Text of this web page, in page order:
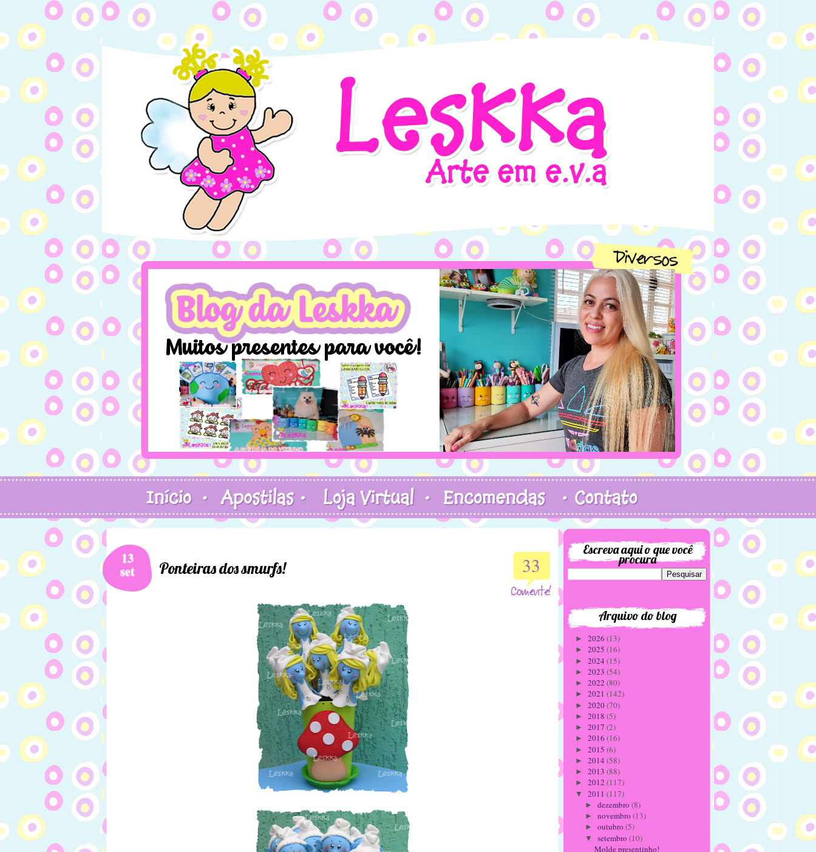
13
set 33
Ponteiras dos smurfs!
Escreva aqui o que você
procura
Arquivo do blog
► 2026 (13)
► 2025 (16)
► 2024 (15)
► 2023 (54)
► 2022 (80)
► 2021 (142)
► 2020(70)
► 2018 (5)
► 2017 (2)
► 2016 (16)
► 2015 (6)
► 2014 (58)
► 2013 (88)
► 2012 (117)
▼ 2011 (117)
► dezembro (8)
► novembro (13)
► outubro (5)
▼ setembro (10)
Molde presentinho!